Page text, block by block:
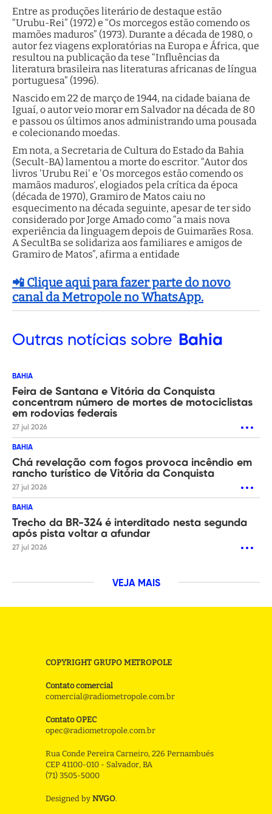
Entre as produções literário de destaque estão
“Urubu-Rei” (1972) e “Os morcegos estão comendo os
mamões maduros” (1973). Durante a década de 1980, o
autor fez viagens exploratórias na Europa e África, que
resultou na publicação da tese “Influências da
literatura brasileira nas literaturas africanas de língua
portuguesa” (1996).
Nascido em 22 de março de 1944, na cidade baiana de
Iguaí, o autor veio morar em Salvador na década de 80
e passou os últimos anos administrando uma pousada
e colecionando moedas.
Em nota, a Secretaria de Cultura do Estado da Bahia
(Secult-BA) lamentou a morte do escritor. “Autor dos
livros 'Urubu Rei' e 'Os morcegos estão comendo os
mamãos maduros', elogiados pela crítica da época
(década de 1970), Gramiro de Matos caiu no
esquecimento na década seguinte, apesar de ter sido
considerado por Jorge Amado como “a mais nova
experiência da linguagem depois de Guimarães Rosa.
A SecultBa se solidariza aos familiares e amigos de
Gramiro de Matos”, afirma a entidade
📲 Clique aqui para fazer parte do novo
canal da Metropole no WhatsApp.
Outras notícias sobre Bahia
BAHIA
Feira de Santana e Vitória da Conquista
concentram número de mortes de motociclistas
em rodovias federais
27 jul 2026
BAHIA
Chá revelação com fogos provoca incêndio em
rancho turístico de Vitória da Conquista
27 jul 2026
BAHIA
Trecho da BR-324 é interditado nesta segunda
após pista voltar a afundar
27 jul 2026
VEJA MAIS
COPYRIGHT GRUPO METROPOLE
Contato comercial
comercial@radiometropole.com.br
Contato OPEC
opec@radiometropole.com.br
Rua Conde Pereira Carneiro, 226 Pernambués
CEP 41100-010 - Salvador, BA
(71) 3505-5000
Designed by NVGO.